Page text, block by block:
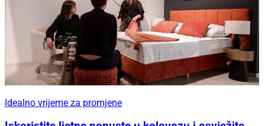
Idealno vrijeme za promjene